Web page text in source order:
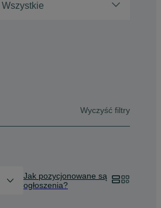
Wszystkie
Wyczyść filtry
Jak pozycjonowane są
ogłoszenia?